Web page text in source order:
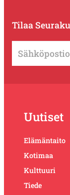
Tilaa
Uutiset
Elämäntaito
Kotimaa
Kulttuuri
Tiede